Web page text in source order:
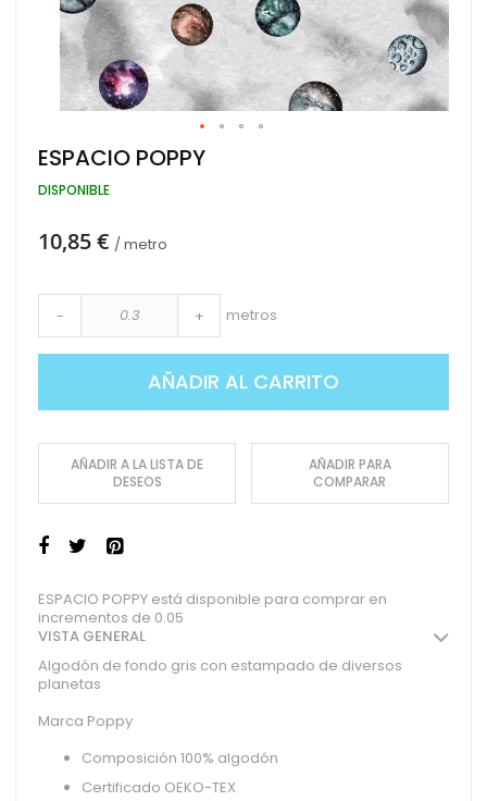
Saltar
al
comienzo
galería
ESPACIO POPPY
DISPONIBLE
10,85 € / metro
- + metros
AÑADIR AL CARRITO
AÑADIR A LA LISTA DE
DESEOS
AÑADIR PARA
COMPARAR
ESPACIO POPPY está disponible para comprar en
incrementos de 0.05
VISTA GENERAL
Algodón de fondo gris con estampado de diversos
planetas
Marca Poppy
Composición 100% algodón
Certificado OEKO-TEX